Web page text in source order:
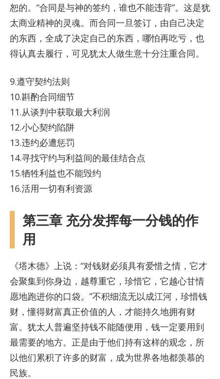
恕的。“合同是与神的签约，谁也不能违背”。这是犹
太商业精神的灵魂。而合同一旦签订，由自己决定
的东西，全成了决定自己的东西，哪怕再吃亏，也
得认真去履行，可见犹太人做生意十分注重合同。
9.遵守契约法则
10.斟酌合同细节
11.从谈判中获取最大利润
12.小心契约陷阱
13.违约必遭惩罚
14.寻找守约与利益间的最佳结合点
15.牺牲利益也不能毁约
16.活用一切有利资源
第三章 充分发挥每一分钱的作
用
《塔木德》上说：“对钱财必须具有爱惜之情，它才
会聚集到你身边，越尊重它，珍惜它，它越心甘情
愿地跑进你的口袋。”不积细流无以成江河，珍惜钱
财，懂得财富真正价值的人，才能持久地拥有财
富。犹太人普遍坚持钱不能随便用，钱一定要用到
最需要的地方。正是由于他们持有这样的观念，所
以他们累积了许多的财富，成为世界各地都羡慕的
民族。